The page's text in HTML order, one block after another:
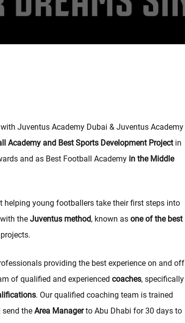
Juventus Academy Dubai & Juventus Academy
Academy and Best Sports Development Projectin
and as Best Football Academy in the Middle
helping young footballers take their first steps into
the Juventus method, known as one of the best
providing the best experience on and off
of qualified and experienced coaches, specifically
. Our qualified coaching team is trained
the Area Managerto Abu Dhabi for 30 days to